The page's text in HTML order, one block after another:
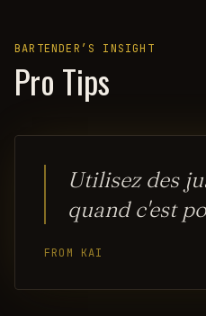
BARTENDER’S INSIGHT
Pro Tips
Utilisez des
quand c'est
FROM KAI